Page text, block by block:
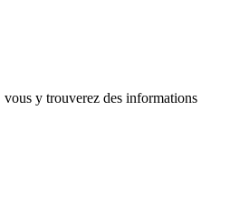
vous y trouverez des informations